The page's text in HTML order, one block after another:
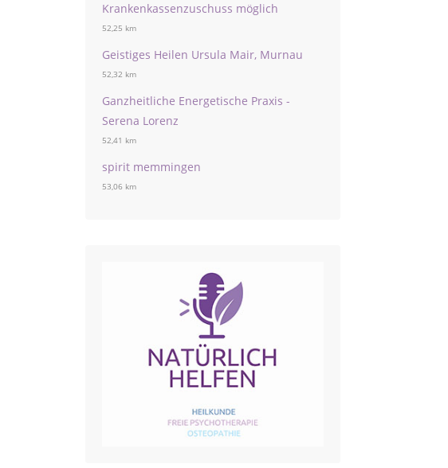
Krankenkassenzuschuss möglich
52,25 km
Geistiges Heilen Ursula Mair, Murnau
52,32 km
Ganzheitliche Energetische Praxis -
Serena Lorenz
52,41 km
spirit memmingen
53,06 km